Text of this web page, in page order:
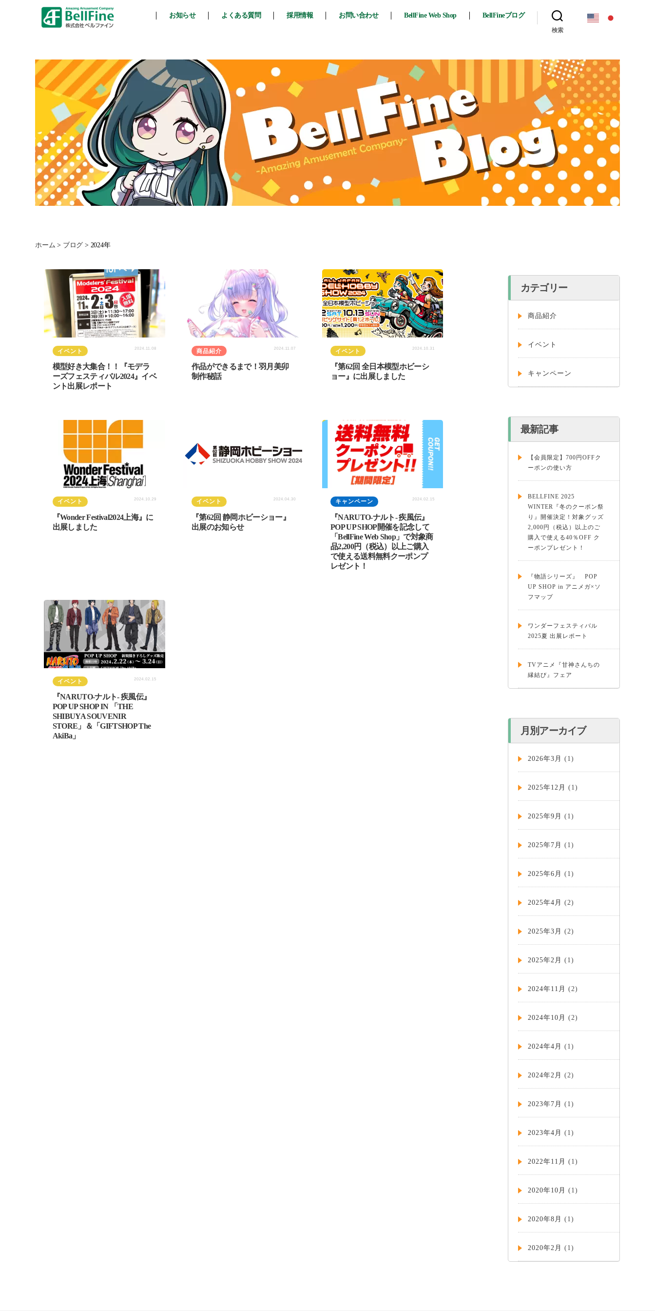
イ
ン
お知らせ よくある質問 採用情報 お問い合わせ BellFine Web Shop BellFineブログ
検索
ホーム > ブログ > 2024年
イベント 2024.11.08
模型好き大集合！！『モデラ
ーズフェスティバル2024』イベ
ント出展レポート
商品紹介 2024.11.07
作品ができるまで！羽月美卯
制作秘話
イベント 2024.10.31
『第62回 全日本模型ホビーシ
ョー』に出展しました
イベント 2024.10.29
『Wonder Festival2024上海』に
出展しました
イベント 2024.04.30
『第62回 静岡ホビーショー』
出展のお知らせ
キャンペーン 2024.02.15
『NARUTO-ナルト- 疾風伝』
POP UP SHOP開催を記念して
「BellFine Web Shop」で対象商
品2,200円（税込）以上ご購入
で使える送料無料クーポンプ
レゼント！
イベント 2024.02.15
『NARUTO-ナルト- 疾風伝』
POP UP SHOP IN 「THE
SHIBUYA SOUVENIR
STORE」＆「GIFTSHOP The
AkiBa」
カテゴリー
商品紹介
イベント
キャンペーン
最新記事
【会員限定】700円OFFク
ーポンの使い方
BELLFINE 2025
WINTER『冬のクーポン祭
り』開催決定！対象グッズ
2,000円（税込）以上のご
購入で使える40％OFF ク
ーポンプレゼント！
『物語シリーズ』 POP
UP SHOP in アニメガ×ソ
フマップ
ワンダーフェスティバル
2025夏 出展レポート
TVアニメ『甘神さんちの
縁結び』フェア
月別アーカイブ
2026年3月 (1)
2025年12月 (1)
2025年9月 (1)
2025年7月 (1)
2025年6月 (1)
2025年4月 (2)
2025年3月 (2)
2025年2月 (1)
2024年11月 (2)
2024年10月 (2)
2024年4月 (1)
2024年2月 (2)
2023年7月 (1)
2023年4月 (1)
2022年11月 (1)
2020年10月 (1)
2020年8月 (1)
2020年2月 (1)